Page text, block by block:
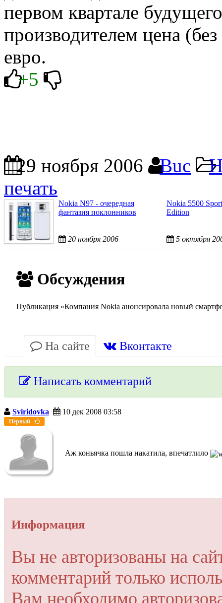
первом квартале
производителем цена
евро.
+5
29 ноября 2006 Buc
печать
Nokia N97 - очередная
фантазия поклонников
20 ноября 2006
Nokia 5500
Edition
5 октября
Обсуждения
Публикация «Компания Nokia анонсировала новый
На сайте Вконтакте
Написать комментарий
Упссс!
Для добавления комментария вам нужно
Пройти регистрацию
Sviridovka 10 дек 2008 03:58
Первый
Аж коньячка пошла накатила, впечатлило
Информация
Вы не авторизованы на
комментарий только
Вам необходимо